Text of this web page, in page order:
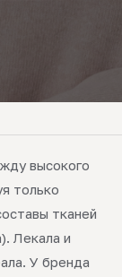
высокого
только
тканей
Лекала и
У бренда